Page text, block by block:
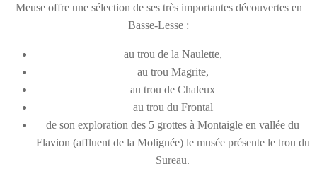
Meuse offre une sélection de ses très importantes découvertes en
Basse-Lesse :
au trou de la Naulette,
au trou Magrite,
au trou de Chaleux
au trou du Frontal
de son exploration des 5 grottes à Montaigle en vallée du
Flavion (affluent de la Molignée) le musée présente le trou du
Sureau.